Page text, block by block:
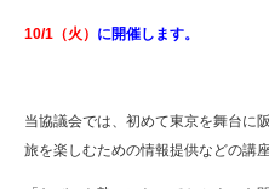
10/1（火） に開催します。
当協議会では、初めて東京を舞台に
旅を楽しむための情報提供などの講